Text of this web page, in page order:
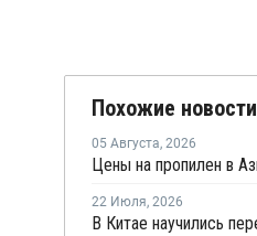
Похожие новости
05 Августа, 2026
22 Июля, 2026